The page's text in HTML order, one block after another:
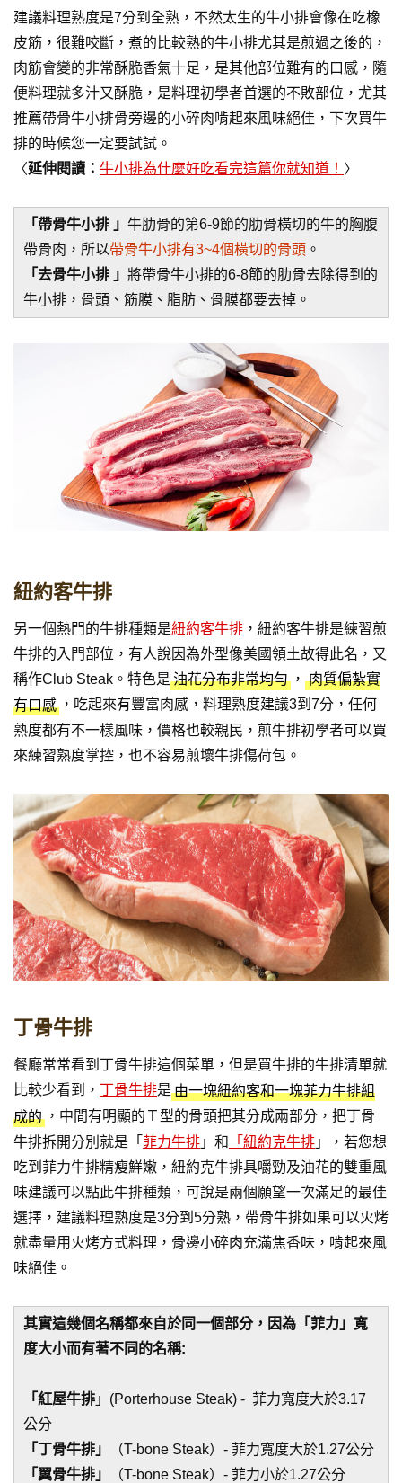
建議料理熟度是7分到全熟，不然太生的牛小排會像在吃橡
皮筋，很難咬斷，煮的比較熟的牛小排尤其是煎過之後的，
肉筋會變的非常酥脆香氣十足，是其他部位難有的口感，隨
便料理就多汁又酥脆，是料理初學者首選的不敗部位，尤其
推薦帶骨牛小排骨旁邊的小碎肉啃起來風味絕佳，下次買牛
排的時候您一定要試試。
〈延伸閱讀： 牛小排為什麼好吃看完這篇你就知道！ 〉
「帶骨牛小排 」 牛肋骨的第6-9節的肋骨橫切的牛的胸腹
帶骨肉，所以帶骨牛小排有3~4個橫切的骨頭 。
「去骨牛小排 」 將帶骨牛小排的6-8節的肋骨去除得到的
牛小排，骨頭、筋膜、脂肪、骨膜都要去掉。
紐約客牛排
另一個熱門的牛排種類是紐約客牛排 ，紐約客牛排是練習煎
牛排的入門部位，有人說因為外型像美國領土故得此名，又
稱作Club Steak。特色是 油花分布非常均勻 ，肉質偏紮實
有口感 ，吃起來有豐富肉感，料理熟度建議3到7分，任何
熟度都有不一樣風味，價格也較親民，煎牛排初學者可以買
來練習熟度掌控，也不容易煎壞牛排傷荷包。
丁骨牛排
餐廳常常看到丁骨牛排這個菜單，但是買牛排的牛排清單就
比較少看到， 丁骨牛排是 由一塊紐約客和一塊菲力牛排組
成的 ，中間有明顯的Ｔ型的骨頭把其分成兩部分，把丁骨
牛排拆開分別就是「 菲力牛排 」和 「紐約克牛排 」，若您想
吃到菲力牛排精瘦鮮嫩，紐約克牛排具嚼勁及油花的雙重風
味建議可以點此牛排種類，可說是兩個願望一次滿足的最佳
選擇，建議料理熟度是3分到5分熟，帶骨牛排如果可以火烤
就盡量用火烤方式料理，骨邊小碎肉充滿焦香味，啃起來風
味絕佳。
其實這幾個名稱都來自於同一個部分，因為「菲力」寬
度大小而有著不同的名稱:
「紅屋牛排 」(Porterhouse Steak) - 菲力寬度大於3.17
公分
「丁骨牛排」
（T-bone Steak）- 菲力寬度大於1.27公分
「翼骨牛排」
（T-bone Steak）- 菲力小於1.27公分